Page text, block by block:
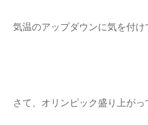
気温のアップダウンに気を付
さて、オリンピック盛り上が